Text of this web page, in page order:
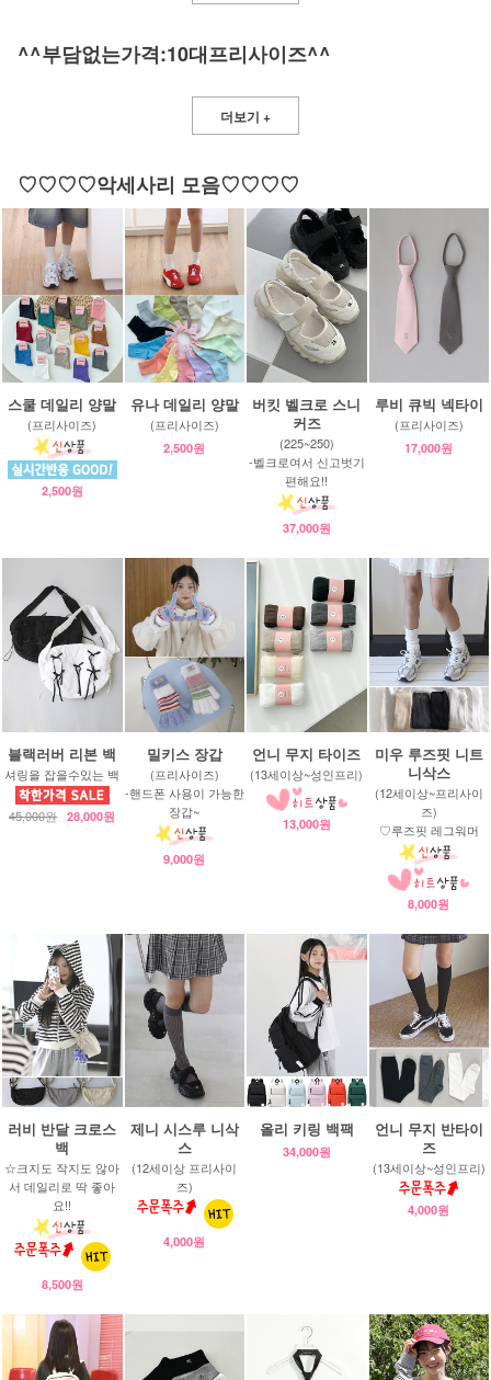
^^부담없는가격:10대프리사이즈^^
더보기 +
♡♡♡♡악세사리 모음♡♡♡♡
스쿨 데일리 양말
(프리사이즈)
2,500원
유나 데일리 양말
(프리사이즈)
2,500원
버킷 벨크로 스니
커즈
(225~250)
-벨크로여서 신고벗기
편해요!!
37,000원
루비 큐빅 넥타이
(프리사이즈)
17,000원
블랙러버 리본 백
셔링을 잡을수있는 백
45,000원 28,000원
밀키스 장갑
(프리사이즈)
-핸드폰 사용이 가능한
장갑~
9,000원
언니 무지 타이즈
(13세이상~성인프리)
13,000원
미우 루즈핏 니트
니삭스
(12세이상~프리사이
즈)
♡루즈핏 레그워머
8,000원
러비 반달 크로스
백
☆크지도 작지도 않아
서 데일리로 딱 좋아
요!!
8,500원
제니 시스루 니삭
스
(12세이상 프리사이
즈)
4,000원
올리 키링 백팩
34,000원
언니 무지 반타이
즈
(13세이상~성인프리)
4,000원